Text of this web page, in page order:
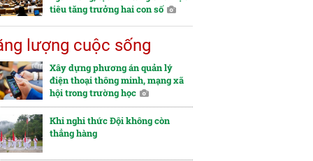
tiêu tăng trưởng hai con số
lượng cuộc sống
Xây dựng phương án quản lý
điện thoại thông minh, mạng xã
hội trong trường học
Khi nghi thức Đội không còn
thẳng hàng